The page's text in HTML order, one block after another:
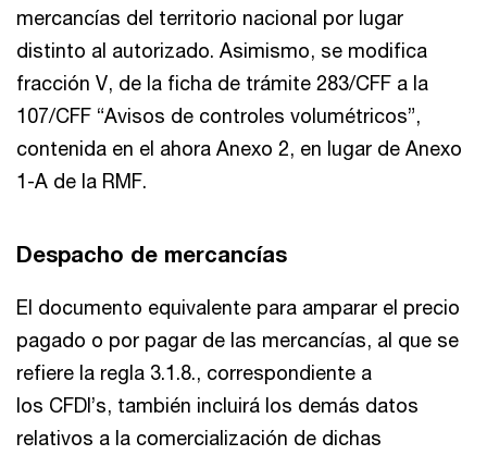
mercancías del territorio nacional por lugar
distinto al autorizado. Asimismo, se modifica
fracción V, de la ficha de trámite 283/CFF a la
107/CFF “Avisos de controles volumétricos”,
contenida en el ahora Anexo 2, en lugar de Anexo
1-A de la RMF.
Despacho de mercancías
El documento equivalente para amparar el precio
pagado o por pagar de las mercancías, al que se
refiere la regla 3.1.8., correspondiente a
los CFDI’s, también incluirá los demás datos
relativos a la comercialización de dichas